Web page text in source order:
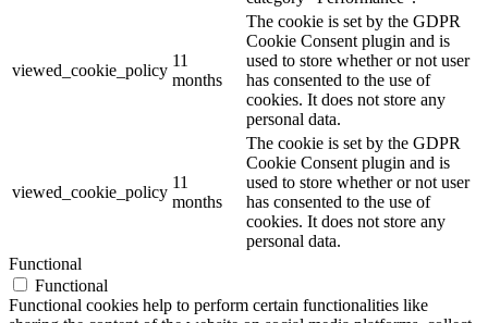
viewed_cookie_policy
11
months
The cookie is set by the GDPR
Cookie Consent plugin and is
used to store whether or not user
has consented to the use of
cookies. It does not store any
personal data.
viewed_cookie_policy
11
months
The cookie is set by the GDPR
Cookie Consent plugin and is
used to store whether or not user
has consented to the use of
cookies. It does not store any
personal data.
Functional
Functional
Functional cookies help to perform certain functionalities like